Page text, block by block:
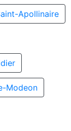
Apollinaire
Modeon